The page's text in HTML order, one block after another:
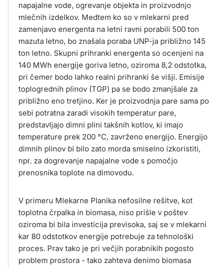
napajalne vode, ogrevanje objekta in proizvodnjo
mlečnih izdelkov. Medtem ko so v mlekarni pred
zamenjavo energenta na letni ravni porabili 500 ton
mazuta letno, bo znašala poraba UNP-ja približno 145
ton letno. Skupni prihranki energenta so ocenjeni na
140 MWh energije goriva letno, oziroma 8,2 odstotka,
pri čemer bodo lahko realni prihranki še višji. Emisije
toplogrednih plinov (TGP) pa se bodo zmanjšale za
približno eno tretjino. Ker je proizvodnja pare sama po
sebi potratna zaradi visokih temperatur pare,
predstavljajo dimni plini takšnih kotlov, ki imajo
temperature prek 200 °C, zavrženo energijo. Energijo
dimnih plinov bi bilo zato morda smiselno izkoristiti,
npr. za dogrevanje napajalne vode s pomočjo
prenosnika toplote na dimovodu.
V primeru Mlekarne Planika nefosilne rešitve, kot
toplotna črpalka in biomasa, niso prišle v poštev
oziroma bi bila investicija previsoka, saj se v mlekarni
kar 80 odstotkov energije potrebuje za tehnološki
proces. Prav tako je pri večjih porabnikih pogosto
problem prostora - tako zahteva denimo biomasa